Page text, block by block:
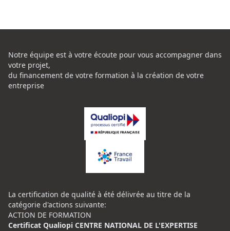
Notre équipe est à votre écoute pour vous accompagner dans
votre projet,
du financement de votre formation à la création de votre
entreprise
La certification de qualité à été délivrée au titre de la
catégorie d'actions suivante:
ACTION DE FORMATION
Certificat Qualiopi CENTRE NATIONAL DE L'EXPERTISE